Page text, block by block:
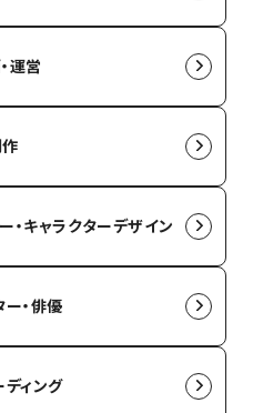
運営
・キャラクターデザイン
ー・俳優
ディング